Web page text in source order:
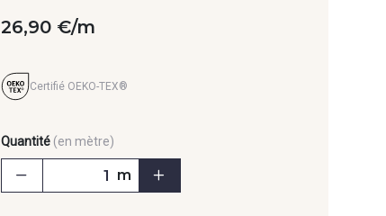
26,90 €/m
Certifié OEKO-TEX®
Quantité (en mètre)
m